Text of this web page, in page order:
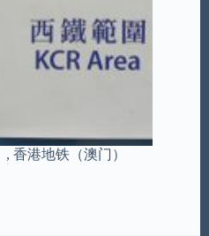
, 香港地铁（澳门）